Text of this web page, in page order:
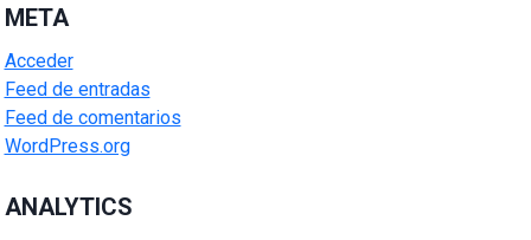
META
Acceder
Feed de entradas
Feed de comentarios
WordPress.org
ANALYTICS